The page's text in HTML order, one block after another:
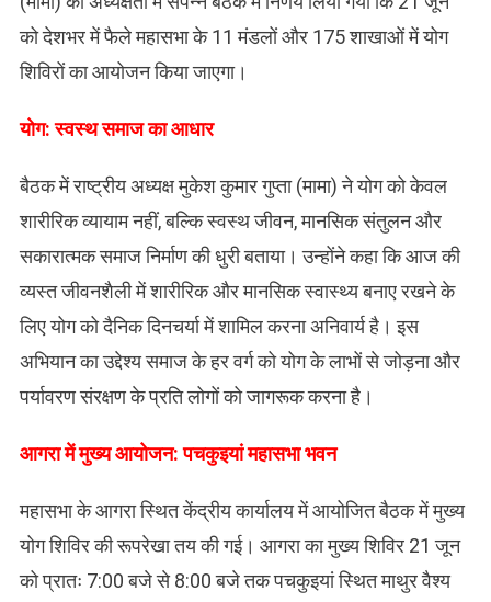
को देशभर में फैले महासभा के 11 मंडलों और 175 शाखाओं में योग
शिविरों का आयोजन किया जाएगा।
​योग: स्वस्थ समाज का आधार
बैठक में राष्ट्रीय अध्यक्ष मुकेश कुमार गुप्ता (मामा) ने योग को केवल
शारीरिक व्यायाम नहीं, बल्कि स्वस्थ जीवन, मानसिक संतुलन और
सकारात्मक समाज निर्माण की धुरी बताया। उन्होंने कहा कि आज की
व्यस्त जीवनशैली में शारीरिक और मानसिक स्वास्थ्य बनाए रखने के
लिए योग को दैनिक दिनचर्या में शामिल करना अनिवार्य है। इस
अभियान का उद्देश्य समाज के हर वर्ग को योग के लाभों से जोड़ना और
पर्यावरण संरक्षण के प्रति लोगों को जागरूक करना है।
आगरा में मुख्य आयोजन: पचकुइयां महासभा भवन
महासभा के आगरा स्थित केंद्रीय कार्यालय में आयोजित बैठक में मुख्य
योग शिविर की रूपरेखा तय की गई। आगरा का मुख्य शिविर 21 जून
को प्रातः 7:00 बजे से 8:00 बजे तक पचकुइयां स्थित माथुर वैश्य